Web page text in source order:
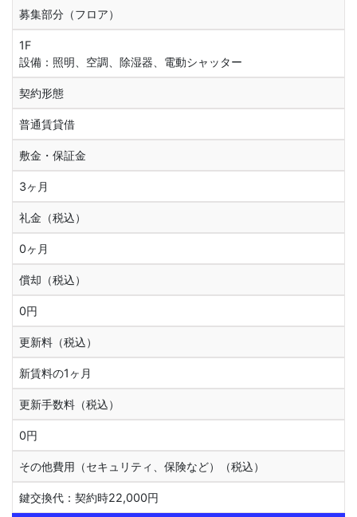
募集部分（フロア）
1F
設備：照明、空調、除湿器、電動シャッター
契約形態
普通賃貸借
敷金・保証金
3ヶ月
礼金（税込）
0ヶ月
償却（税込）
0円
更新料（税込）
新賃料の1ヶ月
更新手数料（税込）
0円
その他費用（セキュリティ、保険など）（税込）
鍵交換代：契約時22,000円